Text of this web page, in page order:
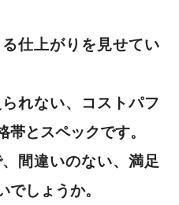
仕上がりを見せてい
れない、コストパフ
帯とスペックです。
間違いのない、満足
でしょうか。